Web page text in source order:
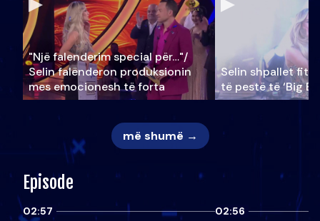
"Një falenderim special për…"/
Selin falënderon produksionin
mes emocionesh të forta
Selin shpallet
të pestë të ‘Big
më shumë →
Episode
02:57 02:56